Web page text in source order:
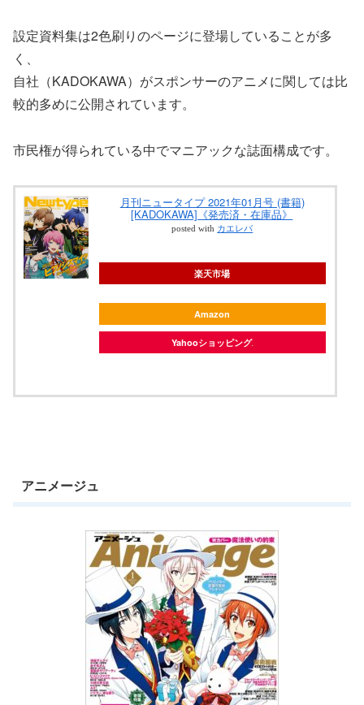
設定資料集は2色刷りのページに登場していることが多
く、
自社（KADOKAWA）がスポンサーのアニメに関しては比
較的多めに公開されています。
市民権が得られている中でマニアックな誌面構成です。
月刊ニュータイプ 2021年01月号 (書籍)
[KADOKAWA]《発売済・在庫品》
posted with カエレバ
楽天市場
Amazon
Yahooショッピング
アニメージュ